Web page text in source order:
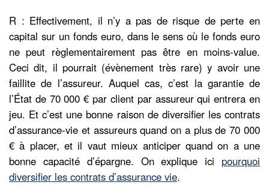
R : Effectivement, il n’y a pas de risque de perte en
capital sur un fonds euro, dans le sens où le fonds euro
ne peut règlementairement pas être en moins-value.
Ceci dit, il pourrait (évènement très rare) y avoir une
faillite de l’assureur. Auquel cas, c’est la garantie de
l’État de 70 000 € par client par assureur qui entrera en
jeu. Et c’est une bonne raison de diversifier les contrats
d’assurance-vie et assureurs quand on a plus de 70 000
€ à placer, et il vaut mieux anticiper quand on a une
bonne capacité d’épargne. On explique ici pourquoi
diversifier les contrats d’assurance vie.